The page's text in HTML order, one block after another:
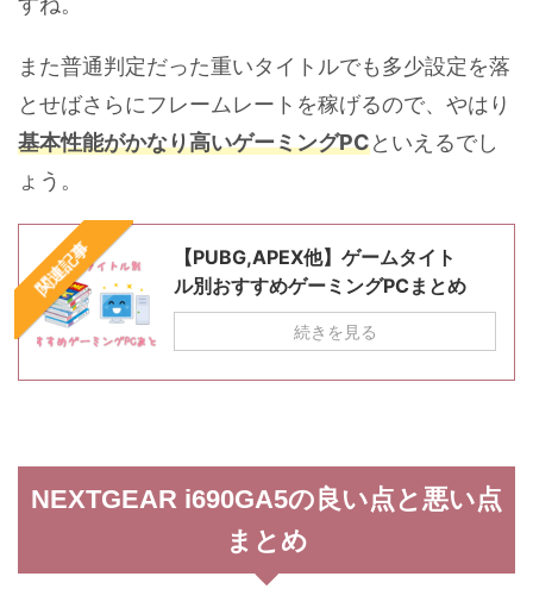
また普通判定だった重いタイトルでも多少設定を落
とせばさらにフレームレートを稼げるので、やはり
基本性能がかなり高いゲーミングPCといえるでし
ょう。
関連記事
【PUBG,APEX他】ゲームタイト
ル別おすすめゲーミングPCまとめ
続きを見る
NEXTGEAR i690GA5の良い点と悪い点
まとめ